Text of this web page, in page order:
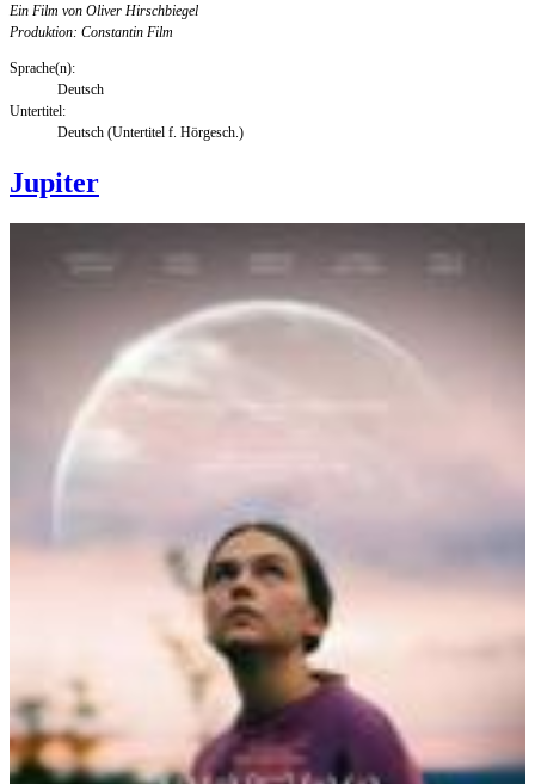
Ein Film von Oliver Hirschbiegel
Produktion: Constantin Film
Sprache(n):
Deutsch
Untertitel:
Deutsch (Untertitel f. Hörgesch.)
Jupiter